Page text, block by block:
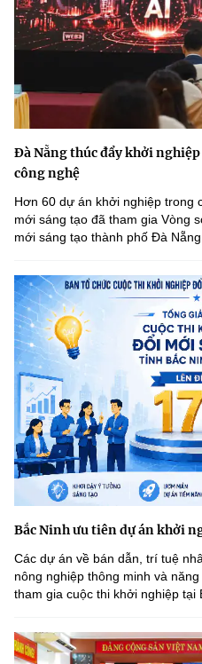
Chọn ngôn ngữ
Vietnamese
MINISTRY OF SCIENCE
Cơ quan chủ quản: Bộ Khoa
Giám đốc Trung tâm Truyền
Liên hệ
Địa chỉ: Ban Biên tập Cổng TTĐT
Điện thoại: 024 3936 9506
Email: stc@mst.gov.vn
©2026 Bản quyền thuộc Bộ
(Ghi rõ nguồn "https://
website này)
Đà Nẵng thúc đẩy khởi
công nghệ
Hơn 60 dự án khởi nghiệp trong
mới sáng tạo đã tham gia Vòng
mới sáng tạo thành phố Đà
Bắc Ninh ưu tiên dự án khởi
Các dự án về bán dẫn, trí tuệ
nông nghiệp thông minh và
tham gia cuộc thi khởi nghiệp tại